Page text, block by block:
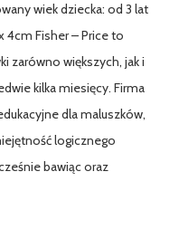
wiek dziecka: od 3 lat
4cm Fisher – Price to
zarówno większych, jak i
kilka miesięcy. Firma
dla maluszków,
logicznego
bawiąc oraz